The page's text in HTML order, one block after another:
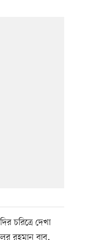
চরিত্রে দেখা
রহমান বাবু,